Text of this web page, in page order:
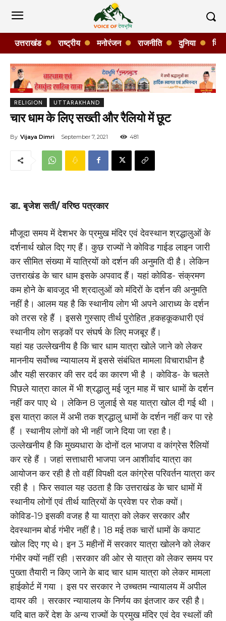
उत्तराखंड राष्ट्रीय मनोरंजन राजनीति दुनिया
RELIGION UTTARAKHAND
चार धाम के लिए सख्ती और रैलियो में छूट
By Vijaya Dimri September 7, 2021 481
डा. बृजेश सती/ वरिष्ठ पत्रकार
मौजूदा समय में देशभर के प्रमुख मंदिर एवं देवस्थान श्रद्धालुओं के
दर्शनार्थ खोल दिए गए हैं। कुछ राज्यों ने कोविड गाईड लाइन जारी
कर सीमित संख्या में यात्रियों को दर्शन की अनुमति दी है। लेकिन
उत्तराखंड के चार धाम इसके अपवाद हैं। यहां कोविड- संक्रमण
कम होने के बावजूद भी श्रदालुओं को मंदिरों के दर्शन की अनुमति
नहीं है। आलम यह है कि स्थानीय लोग भी अपने आराध्य के दर्शन
को तरस रहे हैं । इससे गुस्साए तीर्थ पुरोहित ,हकहकूकधारी एवं
स्थानीय लोग सड़कों पर संघर्ष के लिए मजबूर हैं।
यहां यह उल्लेखनीय है कि चार धाम यात्रा खोले जाने को लेकर
माननीय सर्वोच्च न्यायालय में इससे संबंधित मामला विचाराधीन है
और यही सरकार की सर दर्द का कारण भी है । कोविड- के चलते
पिछले यात्रा काल में भी श्रद्धालु मई जून माह में चार धामों के दर्शन
नहीं कर पाए थे । लेकिन 8 जुलाई से यह यात्रा खोल दी गई थी ।
इस यात्रा काल में अभी तक श्रद्धालु धामों के दर्शन नहीं कर पा रहे
हैं । स्थानीय लोगों को भी नहीं जाने दिया जा रहा है।
उल्लेखनीय है कि मुख्यधारा के दोनों दल भाजपा व कांग्रेस रैलियों
कर रहे हैं । जहां सत्ताधारी भाजपा जन आशीर्वाद यात्रा का
आयोजन कर रही है तो वहीं विपक्षी दल कांग्रेस परिवर्तन यात्रा कर
रही है । फिर सवाल यह उठता है कि उत्तराखंड के चार धामों में
स्थानीय लोगों एवं तीर्थ यात्रियों के प्रवेश पर रोक क्यों।
कोविड-19 इसकी वजह है या यात्रा को लेकर सरकार और
देवस्थानम बोर्ड गंभीर नहीं है। 18 मई तक चारों धामों के कपाट
खोल दिए गए थे। इन 3 महीनों में सरकार यात्रा खोलने को लेकर
गंभीर क्यों नहीं रही ।सरकार की ओर से यात्रा को लेकर समय पर
पुख्ता तैयारी न किए जाने के बाद चार धाम यात्रा को लेकर मामला
हाईकोर्ट में गया । इस पर सरकार ने उच्चतम न्यायालय में अपील
दायर की । सरकार न्यायालय के निर्णय का इंतजार कर रही है।
यदि बात करें देश के अन्य राज्यों के प्रमुख मंदिर एवं देव स्थलों की